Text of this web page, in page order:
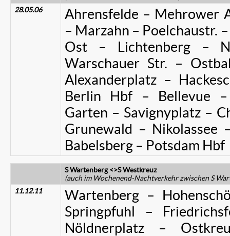
28.05.06
Ahrensfelde – Mehrower
– Marzahn – Poelchaustr.
Ost – Lichtenberg –
Warschauer Str. –
Alexanderplatz –
Berlin Hbf – Bellevue
Garten – Savignyplatz –
Grunewald – Nikolassee
Babelsberg – Potsdam Hbf
S Wartenberg <>S Westkreuz
(auch im Wochenend-Nachtverkehr zwischen S
11.12.11
Wartenberg –
Springpfuhl –
Nöldnerplatz –